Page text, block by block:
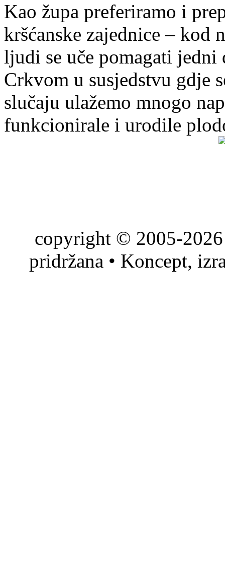
Kao župa preferiramo i
kršćanske zajednice – kod
ljudi se uče pomagati
Crkvom u susjedstvu gdje
slučaju ulažemo mnogo
funkcionirale i urodile
copyright © 2005-
pridržana • Koncept,